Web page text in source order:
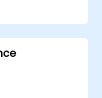
ausführen.
von